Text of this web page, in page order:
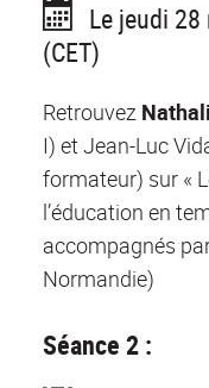
Le jeudi
(CET)
Retrouvez
I) et Jean-Luc
formateur) sur «
l’éducation en
accompagnés
Normandie)
Séance 2 :